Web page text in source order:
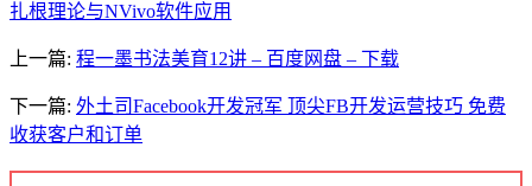
扎根理论与NVivo软件应用
上一篇: 程一墨书法美育12讲 – 百度网盘 – 下载
下一篇: 外土司Facebook开发冠军 顶尖FB开发运营技巧 免费
收获客户和订单